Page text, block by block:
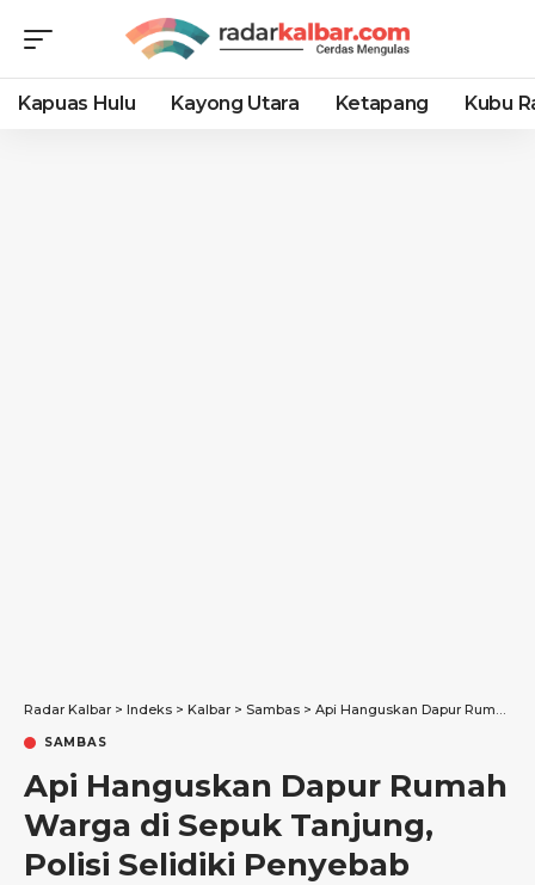
Kapuas Hulu Kayong Utara Ketapang Kubu
Radar Kalbar > Indeks > Kalbar > Sambas > Api Hanguskan Dapur Rumah Warga di Sepuk Tanjung, Polisi Selidiki Penyebab
SAMBAS
Api Hanguskan Dapur Rumah
Warga di Sepuk Tanjung,
Polisi Selidiki Penyebab